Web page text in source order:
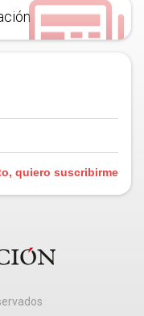
quiero suscribirme